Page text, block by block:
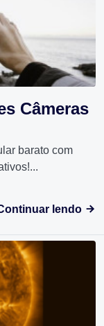
Câmeras
barato com
lendo